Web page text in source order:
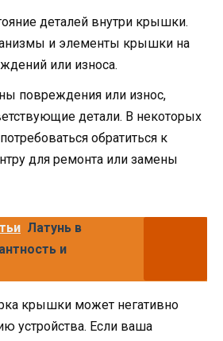
деталей внутри крышки.
и элементы крышки на
или износа.
повреждения или износ,
детали. В некоторых
обратиться к
для ремонта или замены
Латунь в
и
крышки может негативно
устройства. Если ваша